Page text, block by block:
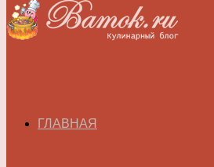
ГЛАВНАЯ